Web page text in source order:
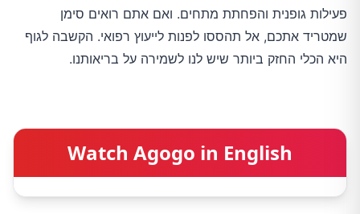
פעילות גופנית והפחתת מתחים. ואם אתם רואים סימן
שמטריד אתכם, אל תהססו לפנות לייעוץ רפואי. הקשבה לגוף
היא הכלי החזק ביותר שיש לנו לשמירה על בריאותנו.
Watch Agogo in English